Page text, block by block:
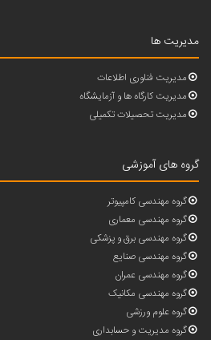
مدیریت ها
مدیریت فناوری اطلاعات
مدیریت کارگاه ها و آزمایشگاه
مدیریت تحصیلات تکمیلی
گروه های آموزشی
گروه مهندسی کامپیوتر
گروه مهندسی معماری
گروه مهندسی برق و پزشکی
گروه مهندسی صنایع
گروه مهندسی عمران
گروه مهندسی مکانیک
گروه علوم ورزشی
گروه مدیریت و حسابداری